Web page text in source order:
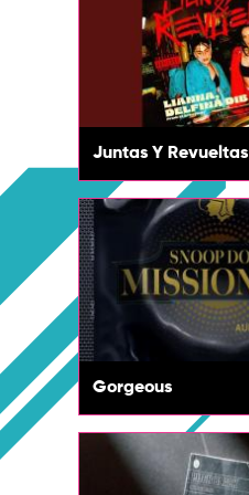
Juntas Y Revueltas
Gorgeous